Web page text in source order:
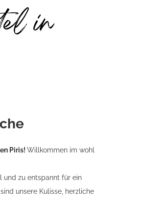
in
Piris! Willkommen im wohl
und zu entspannt für ein
unsere Kulisse, herzliche